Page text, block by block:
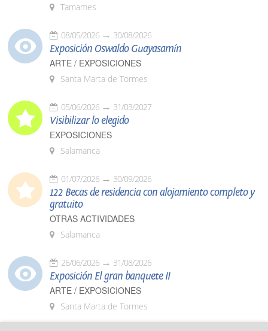
Tamames
08/05/2026 30/08/2026
Exposición Oswaldo Guayasamín
ARTE / EXPOSICIONES
Santa Marta de Tormes
05/06/2026 31/03/2027
Visibilizar lo elegido
EXPOSICIONES
Salamanca
01/07/2026 30/09/2026
122 Becas de residencia con alojamiento completo y
gratuito
OTRAS ACTIVIDADES
Salamanca
26/06/2026 31/08/2026
Exposición El gran banquete II
ARTE / EXPOSICIONES
Santa Marta de Tormes